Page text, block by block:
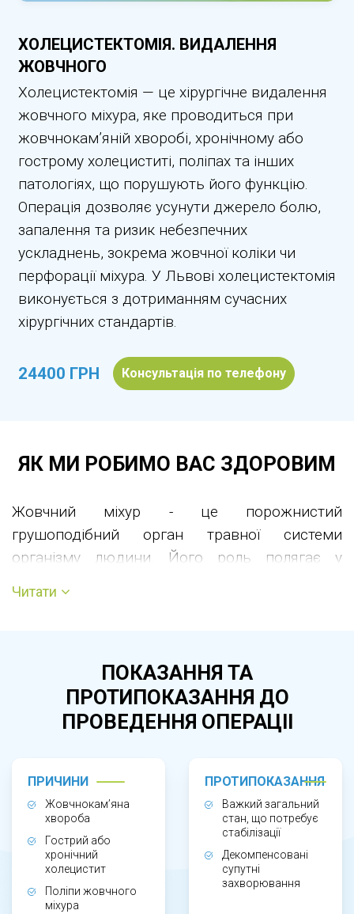
ХОЛЕЦИСТЕКТОМІЯ. ВИДАЛЕННЯ
ЖОВЧНОГО
Холецистектомія — це хірургічне видалення
жовчного міхура, яке проводиться при
жовчнокам’яній хворобі, хронічному або
гострому холециститі, поліпах та інших
патологіях, що порушують його функцію.
Операція дозволяє усунути джерело болю,
запалення та ризик небезпечних
ускладнень, зокрема жовчної коліки чи
перфорації міхура. У Львові холецистектомія
виконується з дотриманням сучасних
хірургічних стандартів.
24400 ГРН Консультація по телефону
ЯК МИ РОБИМО ВАС ЗДОРОВИМ
Жовчний міхур - це порожнистий
грушоподібний орган травної системи
організму людини. Його роль полягає у
Основна функція жовчі для травлення -
розщеплення жирів.
Холецистектомія - хірургічне видалення
ПОКАЗИ ТА ПРОТИПОКАЗИ ДО
ПРОВЕДЕННЯ ХОЛЕЦИСТЕКТОМІЇ
Покази до холецистектомії:
Холелітіаз - наявність каменів у жовчному
Читати
ПОКАЗАННЯ ТА
ПРОТИПОКАЗАННЯ ДО
ПРОВЕДЕННЯ ОПЕРАЦІІ
ПРИЧИНИ
Жовчнокам’яна
хвороба
Гострий або
хронічний
холецистит
Поліпи жовчного
міхура
ПРОТИПОКАЗАННЯ
Важкий загальний
стан, що потребує
стабілізації
Декомпенсовані
супутні
захворювання